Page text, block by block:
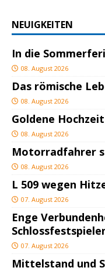
NEUIGKEITEN
In die
08. August 2026
Das römische
08. August 2026
Goldene
08. August 2026
Motorradfahrer
08. August 2026
L 509 wegen
07. August 2026
Enge
07. August 2026
Mittelstand und